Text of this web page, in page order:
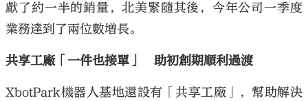
獻了約一半的銷量，北美緊隨其後，今年公司一季度
業務達到了兩位數增長。
共享工廠「一件也接單」 助初創期順利過渡
XbotPark機器人基地還設有「共享工廠」，幫助解決